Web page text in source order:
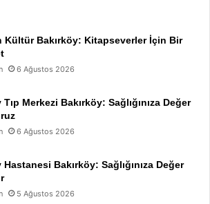
Kültür Bakırköy: Kitapseverler İçin Bir
6 Ağustos 2026
Tıp Merkezi Bakırköy: Sağlığınıza Değer
6 Ağustos 2026
Hastanesi Bakırköy: Sağlığınıza Değer
5 Ağustos 2026